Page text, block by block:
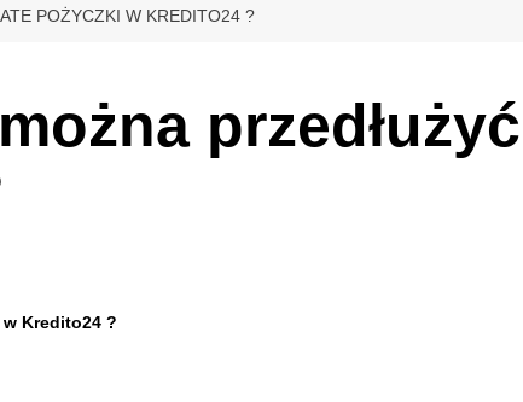
POŻYCZKI W KREDITO24 ?
w Kredito24 ?